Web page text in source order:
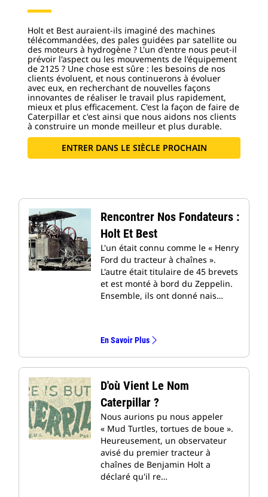
Holt et Best auraient-ils imaginé des machines
télécommandées, des pales guidées par satellite ou
des moteurs à hydrogène ? L'un d'entre nous peut-il
prévoir l'aspect ou les mouvements de l'équipement
de 2125 ? Une chose est sûre : les besoins de nos
clients évoluent, et nous continuerons à évoluer
avec eux, en recherchant de nouvelles façons
innovantes de réaliser le travail plus rapidement,
mieux et plus efficacement. C'est la façon de faire de
Caterpillar et c'est ainsi que nous aidons nos clients
à construire un monde meilleur et plus durable.
ENTRER DANS LE SIÈCLE PROCHAIN
Rencontrer Nos Fondateurs :
Holt Et Best
L'un était connu comme le « Henry
Ford du tracteur à chaînes ».
L'autre était titulaire de 45 brevets
et est monté à bord du Zeppelin.
Ensemble, ils ont donné nais…
En Savoir Plus
D'où Vient Le Nom
Caterpillar ?
Nous aurions pu nous appeler
« Mud Turtles, tortues de boue ».
Heureusement, un observateur
avisé du premier tracteur à
chaînes de Benjamin Holt a
déclaré qu'il re…